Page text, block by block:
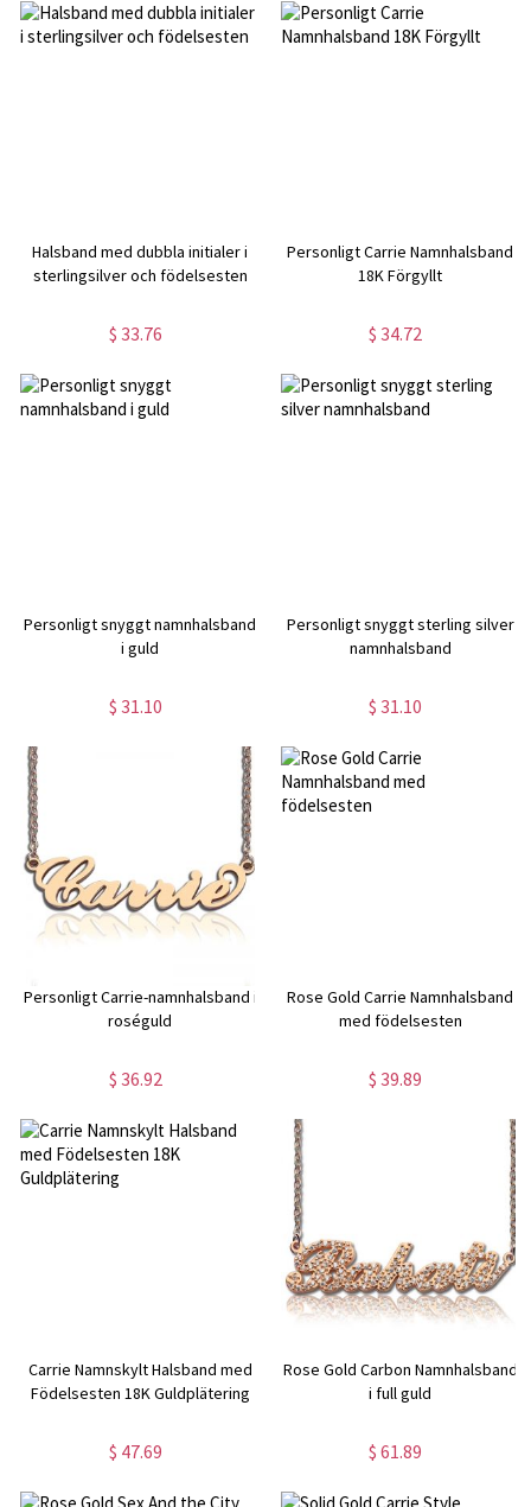
Halsband med dubbla initialer i
sterlingsilver och födelsesten
$ 33.76
Personligt Carrie Namnhalsband
18K Förgyllt
$ 34.72
Personligt snyggt namnhalsband
i guld
$ 31.10
Personligt snyggt sterling silver
namnhalsband
$ 31.10
Personligt Carrie-namnhalsband i
roséguld
$ 36.92
Rose Gold Carrie Namnhalsband
med födelsesten
$ 39.89
Carrie Namnskylt Halsband med
Födelsesten 18K Guldplätering
$ 47.69
Rose Gold Carbon Namnhalsband
i full guld
$ 61.89